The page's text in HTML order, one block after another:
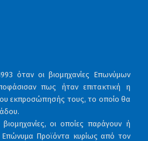
όταν οι βιομηχανίες Επωνύμων
πως ήταν επιτακτική η
εκπροσώπησής τους, το οποίο θα
οι οποίες παράγουν ή
Επώνυμα Προϊόντα κυρίως από τον